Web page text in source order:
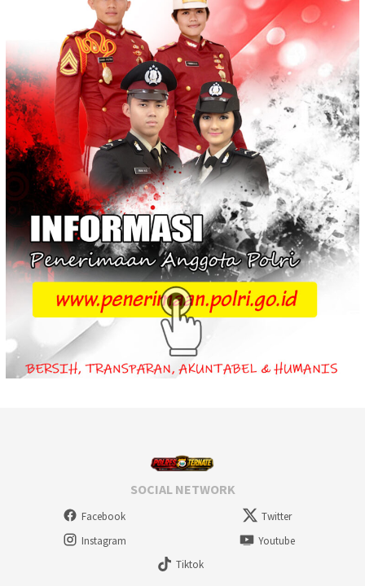
SOCIAL NETWORK
Facebook
Twitter
Instagram
Youtube
Tiktok